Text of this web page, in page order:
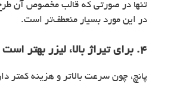
تنها در صورتی که قالب مخصوص آن
در این مورد بسیار منعطف‌تر است.
۴. برای تیراژ بالا، لیزر بهتر است یا پانچ؟
پانچ، چون سرعت بالاتر و هزینه کمتر